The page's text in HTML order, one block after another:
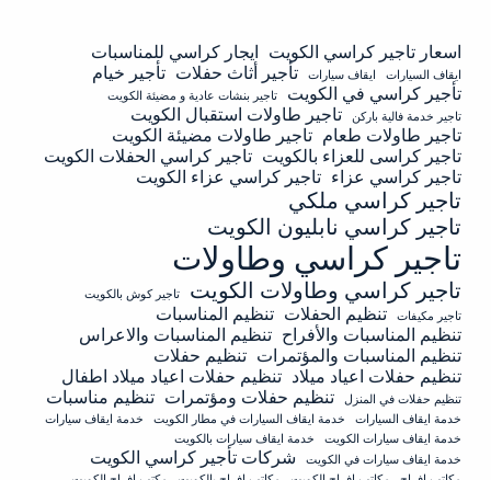
اسعار تاجير كراسي الكويت ايجار كراسي للمناسبات
ايقاف السيارات ايقاف سيارات تأجير أثاث حفلات تأجير خيام
تأجير كراسي في الكويت
تاجير بنشات عادية و مضيئة الكويت
تاجير خدمة فالية باركن
تاجير طاولات استقبال الكويت
تاجير طاولات طعام تاجير طاولات مضيئة الكويت
تاجير كراسى للعزاء بالكويت تاجير كراسي الحفلات الكويت
تاجير كراسي عزاء تاجير كراسي عزاء الكويت
تاجير كراسي ملكي
تاجير كراسي نابليون الكويت
تاجير كراسي وطاولات
تاجير كراسي وطاولات الكويت
تاجير كوش بالكويت
تاجير مكيفات
تنظيم الحفلات تنظيم المناسبات
تنظيم المناسبات والأفراح تنظيم المناسبات والاعراس
تنظيم المناسبات والمؤتمرات تنظيم حفلات
تنظيم حفلات اعياد ميلاد تنظيم حفلات اعياد ميلاد اطفال
تنظيم حفلات في المنزل تنظيم حفلات ومؤتمرات تنظيم مناسبات
خدمة ايقاف السيارات خدمة ايقاف السيارات في مطار الكويت
خدمة ايقاف سيارات
خدمة ايقاف سيارات الكويت
خدمة ايقاف سيارات بالكويت
خدمة ايقاف سيارات في الكويت
شركات تأجير كراسي الكويت